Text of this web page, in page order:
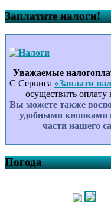
Заплатите налоги!
Уважаемые
С Сервиса «Заплати
осуществить оплату
Вы можете также
удобными кнопками
части нашего
Погода